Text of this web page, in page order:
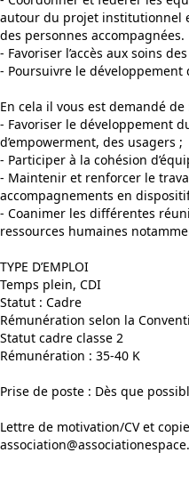
autour du projet institutionnel
des personnes accompagnées.
- Favoriser l’accès aux soins
- Poursuivre le
En cela il vous est demandé de
- Favoriser le développement
d’empowerment, des usagers ;
- Participer à la cohésion
- Maintenir et renforcer le
accompagnements en
- Coanimer les différentes
ressources humaines
TYPE D’EMPLOI
Temps plein, CDI
Statut : Cadre
Rémunération selon la
Statut cadre classe 2
Rémunération : 35-40 K
Prise de poste : Dès que
Lettre de motivation/CV et